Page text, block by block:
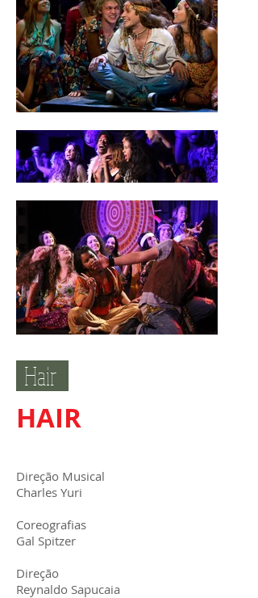
Hair
HAIR
Direção Musical
Charles Yuri
Coreografias
Gal Spitzer
Direção
Reynaldo Sapucaia